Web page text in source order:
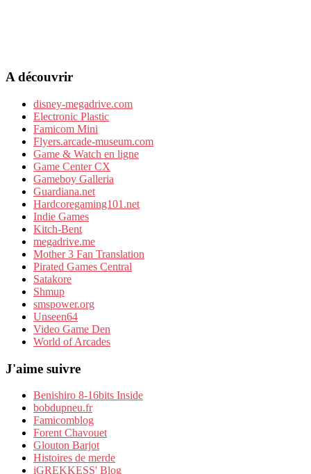
A découvrir
disney-megadrive.com
Electronic Plastic
Famicom Mini
Flyers.arcade-museum.com
Game & Watch en ligne
Game Center CX
Gameboy Galleria
Guardiana.net
Hardcoregaming101.net
Indie Games
Kitch-Bent
megadrive.me
Mother 3 Fan Translation
Pirated Games Central
Satakore
Shmup
smspower.org
Unseen64
Video Game Den
World of Arcades
J'aime suivre
Benishiro 8-16bits Inside
bobdupneu.fr
Famicomblog
Forent Chavouet
Glouton Barjot
Histoires de merde
iGREKKESS' Blog